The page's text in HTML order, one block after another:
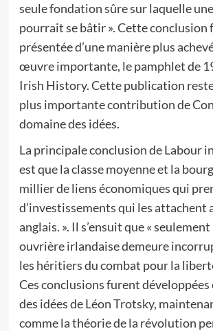
seule fondation sûre sur laquelle
pourrait se bâtir ». Cette conclusion
présentée d’une manière plus
œuvre importante, le pamphlet de
Irish History. Cette publication
plus importante contribution de
domaine des idées.
La principale conclusion de Labour
est que la classe moyenne et la
millier de liens économiques qui
d’investissements qui les attachent
anglais. ». Il s’ensuit que « seulement
ouvrière irlandaise demeure
les héritiers du combat pour la
Ces conclusions furent développées
des idées de Léon Trotsky,
comme la théorie de la révolution